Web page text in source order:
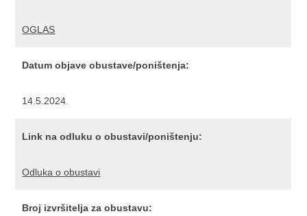
OGLAS
Datum objave obustave/poništenja:
14.5.2024.
Link na odluku o obustavi/poništenju:
Odluka o obustavi
Broj izvršitelja za obustavu: